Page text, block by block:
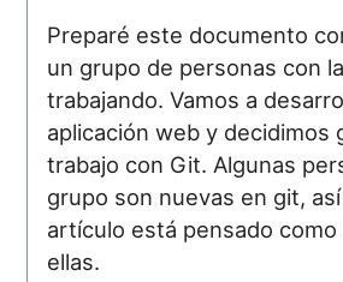
Preparé este documento
un grupo de personas con
trabajando. Vamos a
aplicación web y decidimos
trabajo con Git. Algunas
grupo son nuevas en git,
artículo está pensado como
ellas.